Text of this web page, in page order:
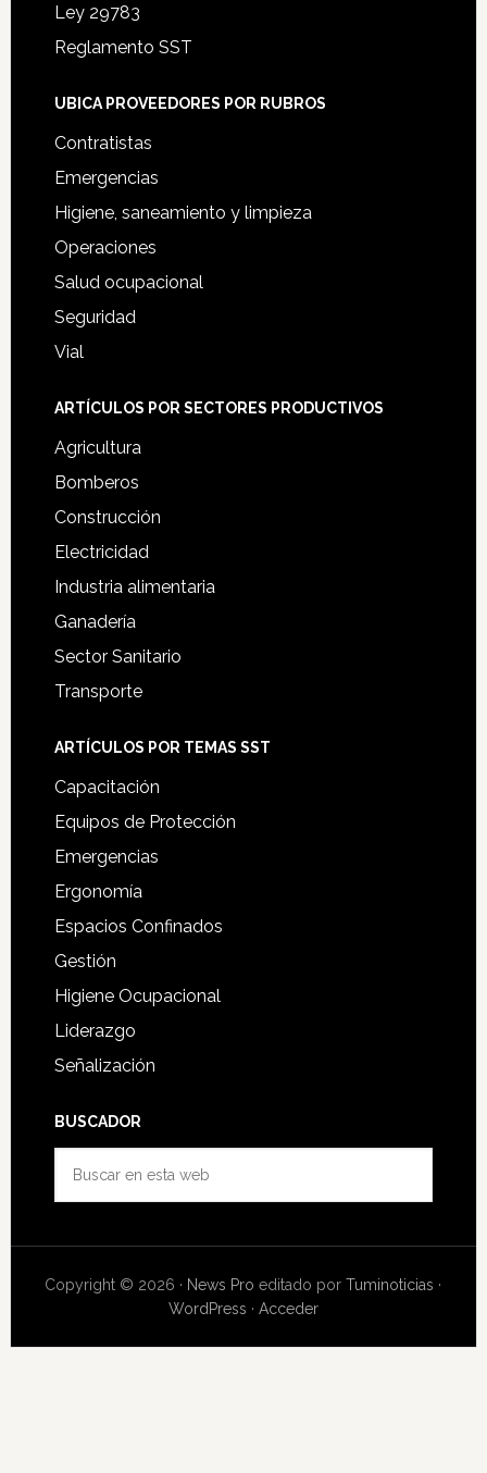
Ley 29783
Reglamento SST
UBICA PROVEEDORES POR RUBROS
Contratistas
Emergencias
Higiene, saneamiento y limpieza
Operaciones
Salud ocupacional
Seguridad
Vial
ARTÍCULOS POR SECTORES PRODUCTIVOS
Agricultura
Bomberos
Construcción
Electricidad
Industria alimentaria
Ganadería
Sector Sanitario
Transporte
ARTÍCULOS POR TEMAS SST
Capacitación
Equipos de Protección
Emergencias
Ergonomía
Espacios Confinados
Gestión
Higiene Ocupacional
Liderazgo
Señalización
BUSCADOR
web
Copyright © 2026 · News Pro editado porTuminoticias ·
WordPress · Acceder